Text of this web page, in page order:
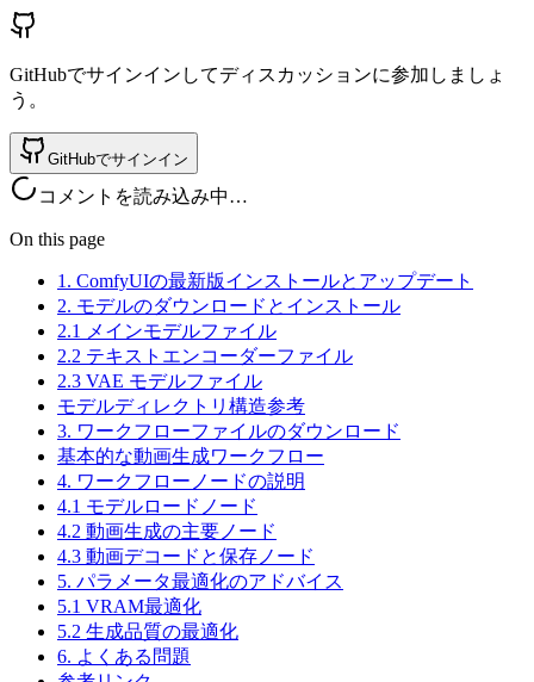
GitHubでサインインしてディスカッションに参加しましょ
う。
GitHubでサインイン
コメントを読み込み中…
On this page
1. ComfyUIの最新版インストールとアップデート
2. モデルのダウンロードとインストール
2.1 メインモデルファイル
2.2 テキストエンコーダーファイル
2.3 VAE モデルファイル
モデルディレクトリ構造参考
3. ワークフローファイルのダウンロード
基本的な動画生成ワークフロー
4. ワークフローノードの説明
4.1 モデルロードノード
4.2 動画生成の主要ノード
4.3 動画デコードと保存ノード
5. パラメータ最適化のアドバイス
5.1 VRAM最適化
5.2 生成品質の最適化
6. よくある問題